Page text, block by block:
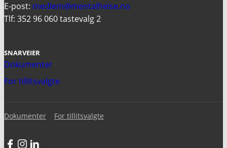
E-post: medlem@mentalhelse.no
Tlf: 352 96 060 tastevalg 2
SNARVEIER
Dokumenter
For tillitsvalgte
Dokumenter For tillitsvalgte